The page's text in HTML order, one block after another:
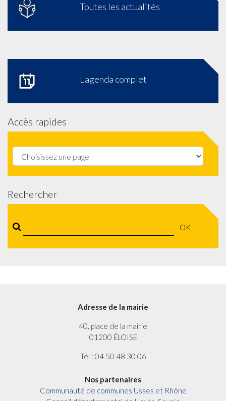
Toutes les actualités
L'agenda complet
Accès rapides
Rechercher
OK
Adresse de la mairie
40, place de la mairie
01200 ÉLOISE
Tél : 04 50 48 30 06
Nos partenaires
Communauté de communes Usses et Rhône